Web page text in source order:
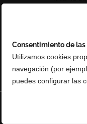
Consentimiento de
Utilizamos cookies
navegación (por
puedes configurar las